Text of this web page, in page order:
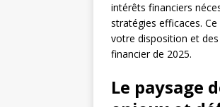
intérêts financiers
stratégies efficaces.
votre disposition et
financier de 2025.
Le paysage